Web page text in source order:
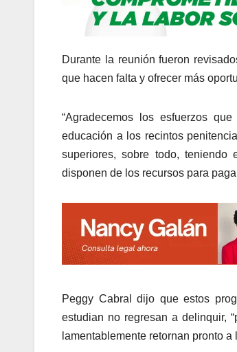
Durante la reunión fueron
que hacen falta y ofrecer más
“Agradecemos los esfuerzos
educación a los recintos
superiores, sobre todo,
disponen de los recursos para
Peggy Cabral dijo que estos
estudian no regresan a delinquir,
lamentablemente retornan pronto